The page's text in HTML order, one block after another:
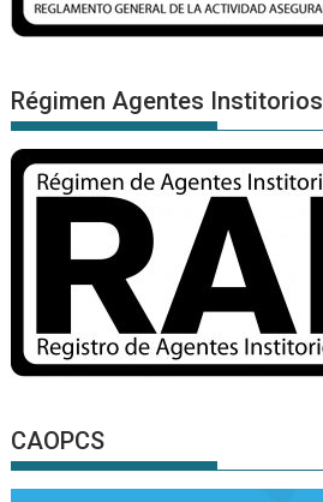
Régimen Agentes Institorios
CAOPCS